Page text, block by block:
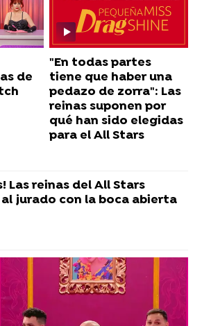
de
"En todas partes
tiene que haber una
pedazo de zorra": Las
reinas suponen por
qué han sido elegidas
para el All Stars
Las reinas del All Stars
jurado con la boca abierta